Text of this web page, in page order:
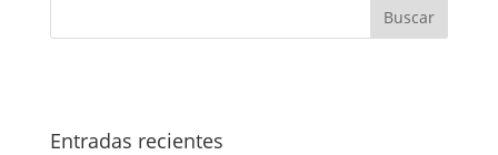
Entradas recientes